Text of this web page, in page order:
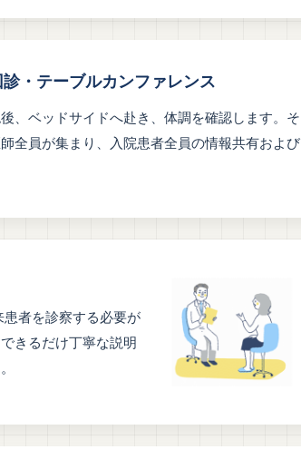
・テーブルカンファレンス
、ベッドサイドへ赴き、体調を確認します。そ
全員が集まり、入院患者全員の情報共有および
者を診察する必要が
きるだけ丁寧な説明